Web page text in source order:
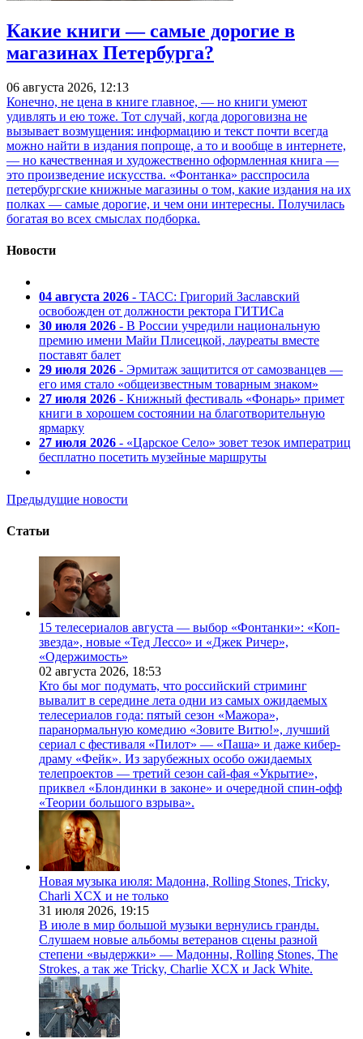
Какие книги — самые дорогие в
магазинах Петербурга?
06 августа 2026, 12:13
Конечно, не цена в книге главное, — но книги умеют
удивлять и ею тоже. Тот случай, когда дороговизна не
вызывает возмущения: информацию и текст почти всегда
можно найти в издания попроще, а то и вообще в интернете,
— но качественная и художественно оформленная книга —
это произведение искусства. «Фонтанка» расспросила
петербургские книжные магазины о том, какие издания на их
полках — самые дорогие, и чем они интересны. Получилась
богатая во всех смыслах подборка.
Новости
04 августа 2026 - ТАСС: Григорий Заславский
освобожден от должности ректора ГИТИСа
30 июля 2026 - В России учредили национальную
премию имени Майи Плисецкой, лауреаты вместе
поставят балет
29 июля 2026 - Эрмитаж защитится от самозванцев —
его имя стало «общеизвестным товарным знаком»
27 июля 2026 - Книжный фестиваль «Фонарь» примет
книги в хорошем состоянии на благотворительную
ярмарку
27 июля 2026 - «Царское Село» зовет тезок императриц
бесплатно посетить музейные маршруты
Предыдущие новости
Статьи
15 телесериалов августа — выбор «Фонтанки»: «Коп-
звезда», новые «Тед Лессо» и «Джек Ричер»,
«Одержимость»
02 августа 2026, 18:53
Кто бы мог подумать, что российский стриминг
вывалит в середине лета одни из самых ожидаемых
телесериалов года: пятый сезон «Мажора»,
паранормальную комедию «Зовите Витю!», лучший
сериал с фестиваля «Пилот» — «Паша» и даже кибер-
драму «Фейк». Из зарубежных особо ожидаемых
телепроектов — третий сезон сай-фая «Укрытие»,
приквел «Блондинки в законе» и очередной спин-офф
«Теории большого взрыва».
Новая музыка июля: Мадонна, Rolling Stones, Tricky,
Charli XCX и не только
31 июля 2026, 19:15
В июле в мир большой музыки вернулись гранды.
Слушаем новые альбомы ветеранов сцены разной
степени «выдержки» — Мадонны, Rolling Stones, The
Strokes, а так же Tricky, Charlie XCX и Jack White.